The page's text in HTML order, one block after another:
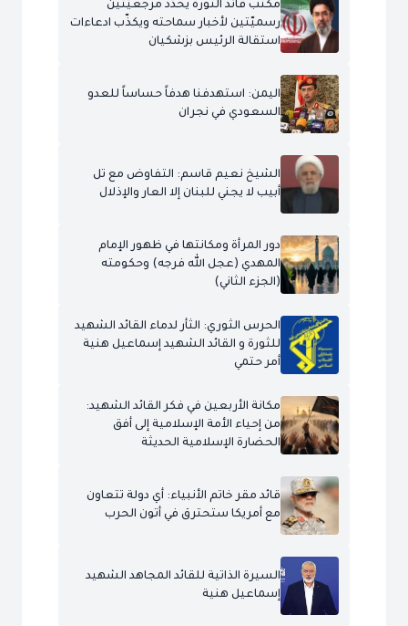
مكتب قائد الثورة يحدّد مرجعيّتين
رسميّتين لأخبار سماحته ويكذّب ادعاءات
استقالة الرئيس بزشكيان
اليمن: استهدفنا هدفاً حساساً للعدو
السعودي في نجران
الشيخ نعيم قاسم: التفاوض مع تل
أبيب لا يجني للبنان إلا العار والإذلال
دور المرأة ومكانتها في ظهور الإمام
المهدي (عجل الله فرجه) وحكومته
(الجزء الثاني)
الحرس الثوري: الثأر لدماء القائد الشهيد
للثورة و القائد الشهيد إسماعيل هنية
أمر حتمي
مكانة الأربعين في فكر القائد الشهيد:
من إحياء الأمة الإسلامية إلى أفق
الحضارة الإسلامية الحديثة
قائد مقر خاتم الأنبياء: أي دولة تتعاون
مع أمريكا ستحترق في أتون الحرب
السيرة الذاتية للقائد المجاهد الشهيد
إسماعيل هنية